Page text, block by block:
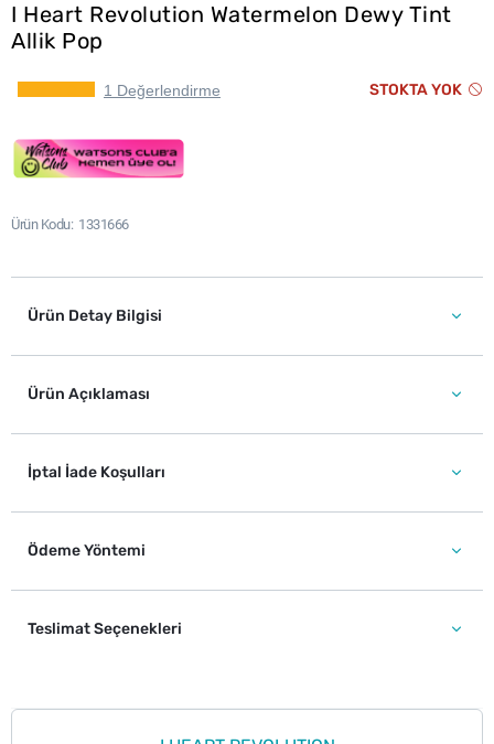
I Heart Revolution Watermelon Dewy Tint
Allik Pop
1 Değerlendirme STOKTA YOK
Ürün Kodu 1331666
Ürün Detay Bilgisi
Ürün Açıklaması
İptal İade Koşulları
Ödeme Yöntemi
Teslimat Seçenekleri